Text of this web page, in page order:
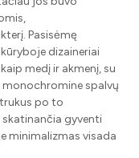
Pasisėmę
dizaineriai
medį ir akmenį, su
spalvų
po to
gyventi
minimalizmas visada